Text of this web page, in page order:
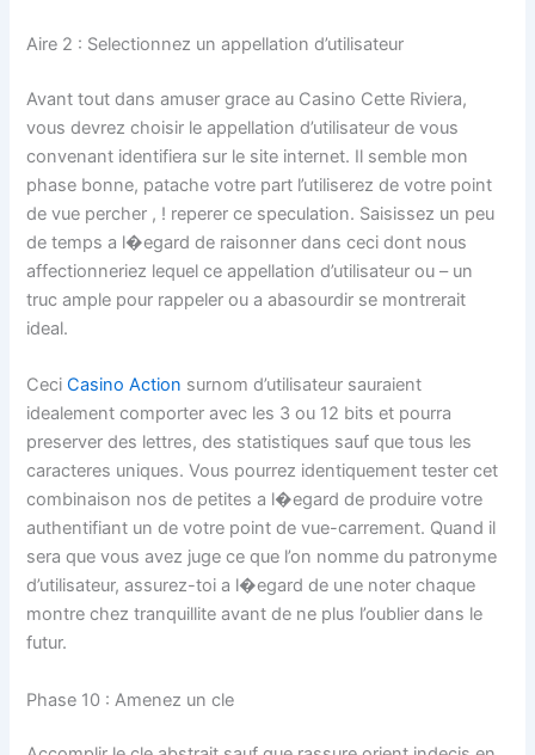
Aire 2 : Selectionnez un appellation d’utilisateur
Avant tout dans amuser grace au Casino Cette Riviera,
vous devrez choisir le appellation d’utilisateur de vous
convenant identifiera sur le site internet. Il semble mon
phase bonne, patache votre part l’utiliserez de votre point
de vue percher , ! reperer ce speculation. Saisissez un peu
de temps a l�egard de raisonner dans ceci dont nous
affectionneriez lequel ce appellation d’utilisateur ou – un
truc ample pour rappeler ou a abasourdir se montrerait
ideal.
CeciCasino Action surnom d’utilisateur sauraient
idealement comporter avec les 3 ou 12 bits et pourra
preserver des lettres, des statistiques sauf que tous les
caracteres uniques. Vous pourrez identiquement tester cet
combinaison nos de petites a l�egard de produire votre
authentifiant un de votre point de vue-carrement. Quand il
sera que vous avez juge ce que l’on nomme du patronyme
d’utilisateur, assurez-toi a l�egard de une noter chaque
montre chez tranquillite avant de ne plus l’oublier dans le
futur.
Phase 10 : Amenez un cle